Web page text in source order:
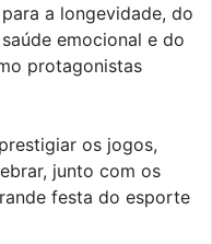
a longevidade, do
emocional e do
protagonistas
os jogos,
junto com os
festa do esporte